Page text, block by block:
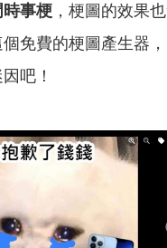
時事梗 ，梗圖的效果
免費的梗圖產生器
吧！